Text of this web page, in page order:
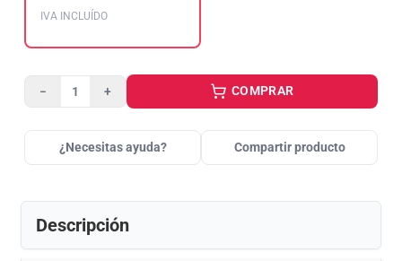
IVA INCLUÍDO
− + COMPRAR
¿Necesitas ayuda? Compartir producto
Descripción